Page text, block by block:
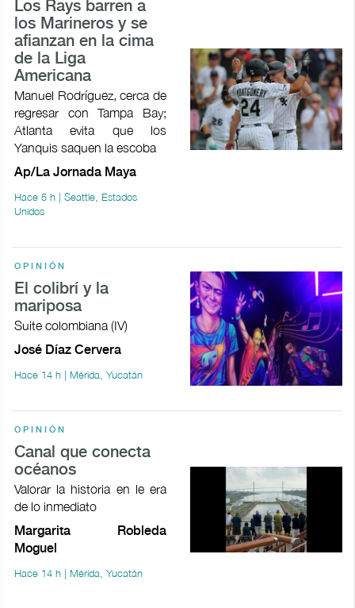
Los Rays barren a
los Marineros y se
afianzan en la cima
de la Liga
Americana
Manuel Rodríguez, cerca de
regresar con Tampa Bay;
Atlanta evita que los
Yanquis saquen la escoba
Ap/La Jornada Maya
Hace 5 h | Seattle, Estados
Unidos
OPINIÓN
El colibrí y la
mariposa
Suite colombiana (IV)
José Díaz Cervera
Hace 14 h | Mérida, Yucatán
OPINIÓN
Canal que conecta
océanos
Valorar la historia en le era
de lo inmediato
Margarita Robleda
Moguel
Hace 14 h | Mérida, Yucatán